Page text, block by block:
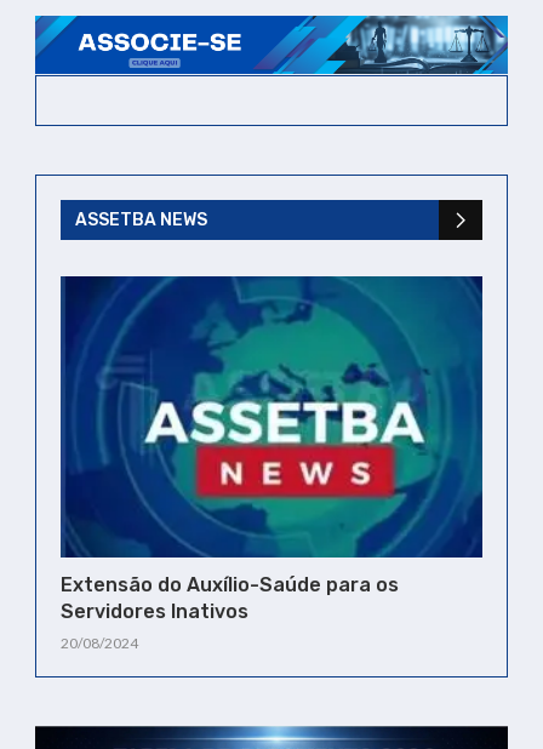
ASSETBA NEWS
Extensão do Auxílio-Saúde para os
Servidores Inativos
20/08/2024